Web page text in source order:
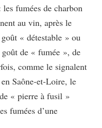
fumées de charbon
au vin, après le
« détestable » ou
de « fumée », de
comme le signalent
Saône-et-Loire, le
« pierre à fusil »
fumées d’une